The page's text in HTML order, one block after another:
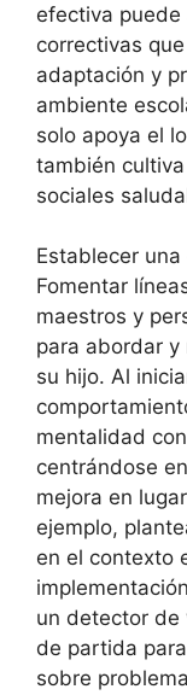
efectiva puede
correctivas
adaptación y
ambiente
solo apoya el
también
sociales
Establecer
Fomentar
maestros y
para abordar
su hijo. Al
mentalidad
centrándose
mejora en
ejemplo,
en el contexto
un detector de
de partida
sobre